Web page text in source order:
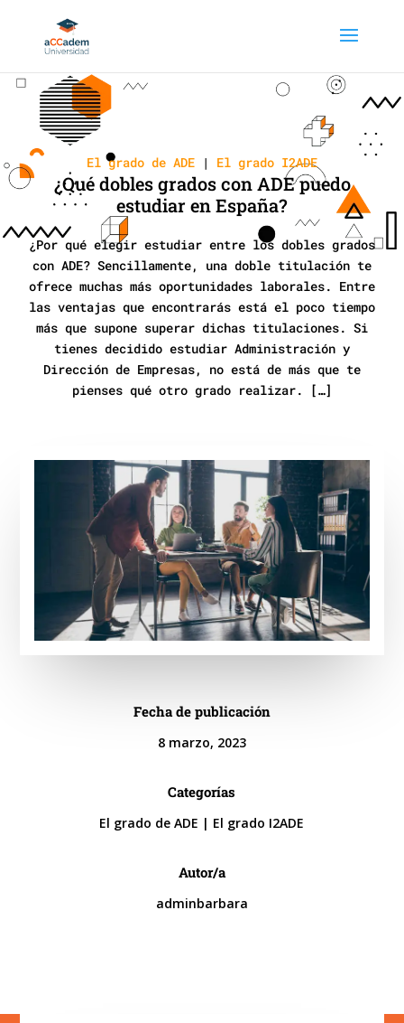
El grado de ADE | El grado I2ADE
¿Qué dobles grados con ADE puedo
estudiar en España?
¿Por qué elegir estudiar entre los dobles grados
con ADE? Sencillamente, una doble titulación te
ofrece muchas más oportunidades laborales. Entre
las ventajas que encontrarás está el poco tiempo
más que supone superar dichas titulaciones. Si
tienes decidido estudiar Administración y
Dirección de Empresas, no está de más que te
pienses qué otro grado realizar. […]
Fecha de publicación
8 marzo, 2023
Categorías
El grado de ADE | El grado I2ADE
Autor/a
adminbarbara